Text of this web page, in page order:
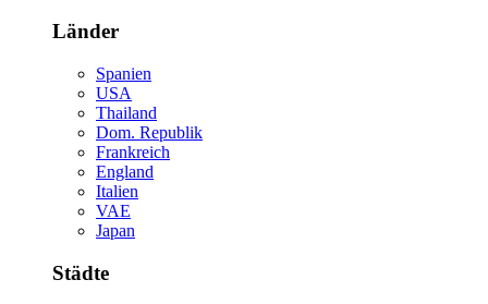
Länder
Spanien
USA
Thailand
Dom. Republik
Frankreich
England
Italien
VAE
Japan
Städte